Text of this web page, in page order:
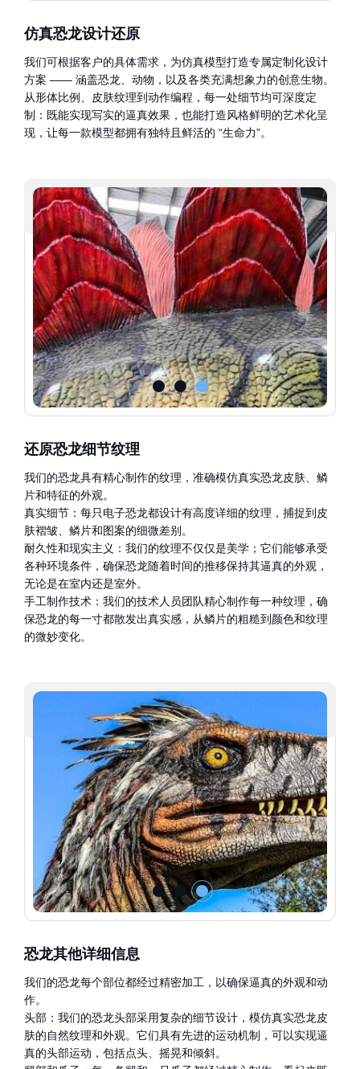
仿真恐龙设计还原
我们可根据客户的具体需求，为仿真模型打造专属定制化设计
方案 —— 涵盖恐龙、动物，以及各类充满想象力的创意生物。
从形体比例、皮肤纹理到动作编程，每一处细节均可深度定
制：既能实现写实的逼真效果，也能打造风格鲜明的艺术化呈
现，让每一款模型都拥有独特且鲜活的 “生命力”。
还原恐龙细节纹理
我们的恐龙具有精心制作的纹理，准确模仿真实恐龙皮肤、鳞
片和特征的外观。
真实细节：每只电子恐龙都设计有高度详细的纹理，捕捉到皮
肤褶皱、鳞片和图案的细微差别。
耐久性和现实主义：我们的纹理不仅仅是美学；它们能够承受
各种环境条件，确保恐龙随着时间的推移保持其逼真的外观，
无论是在室内还是室外。
手工制作技术：我们的技术人员团队精心制作每一种纹理，确
保恐龙的每一寸都散发出真实感，从鳞片的粗糙到颜色和纹理
的微妙变化。
恐龙其他详细信息
我们的恐龙每个部位都经过精密加工，以确保逼真的外观和动
作。
头部：我们的恐龙头部采用复杂的细节设计，模仿真实恐龙皮
肤的自然纹理和外观。它们具有先进的运动机制，可以实现逼
真的头部运动，包括点头、摇晃和倾斜。